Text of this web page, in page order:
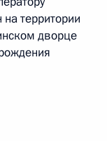
территории
дворце